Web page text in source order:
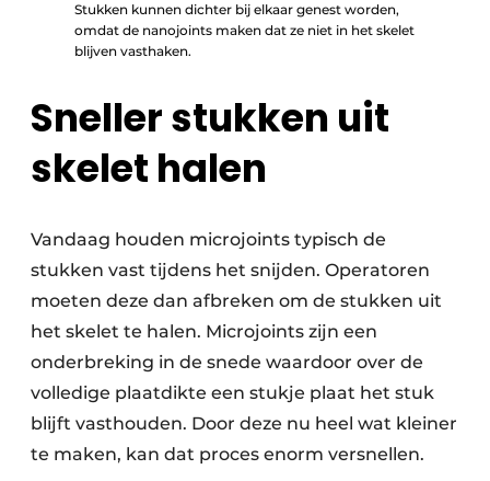
Stukken kunnen dichter bij elkaar genest worden,
omdat de nanojoints maken dat ze niet in het skelet
blijven vasthaken.
Sneller stukken uit
skelet halen
Vandaag houden microjoints typisch de
stukken vast tijdens het snijden. Operatoren
moeten deze dan afbreken om de stukken uit
het skelet te halen. Microjoints zijn een
onderbreking in de snede waardoor over de
volledige plaatdikte een stukje plaat het stuk
blijft vasthouden. Door deze nu heel wat kleiner
te maken, kan dat proces enorm versnellen.